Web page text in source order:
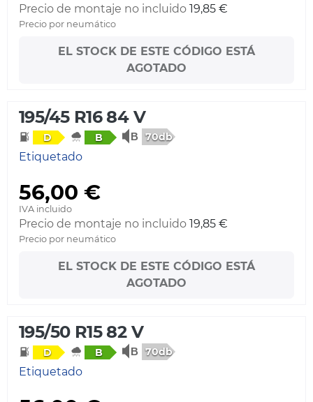
Precio de montaje no incluido 19,85 €
Precio por neumático
EL STOCK DE ESTE CÓDIGO ESTÁ
AGOTADO
195/45 R16 84 V
D B 70db
Etiquetado
56,00 €
IVA incluido
Precio de montaje no incluido 19,85 €
Precio por neumático
EL STOCK DE ESTE CÓDIGO ESTÁ
AGOTADO
195/50 R15 82 V
D B 70db
Etiquetado